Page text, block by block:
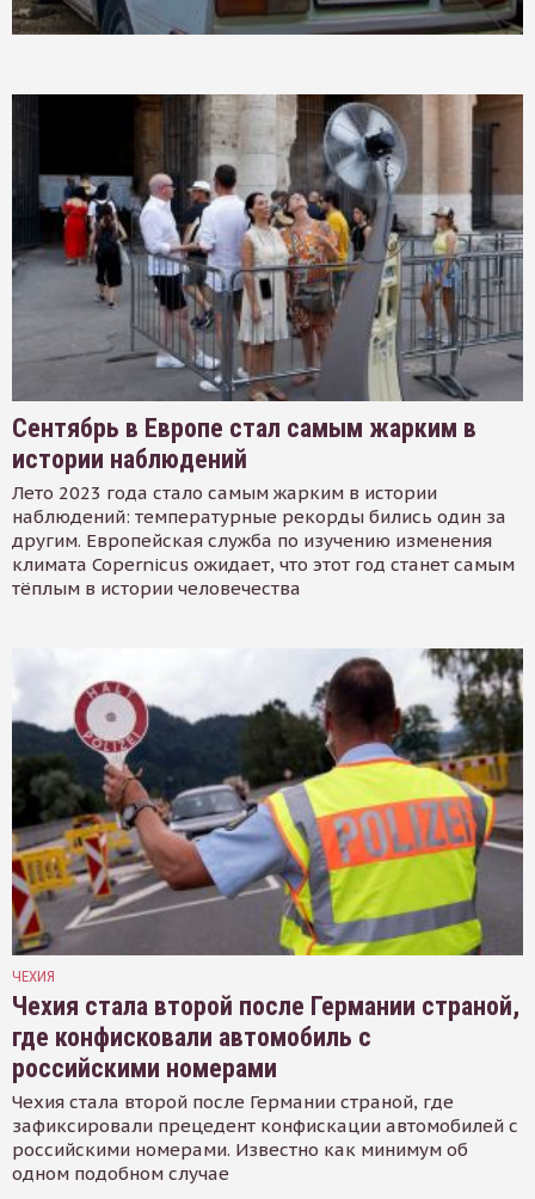
Сентябрь в Европе стал самым жарким в
истории наблюдений
Лето 2023 года стало самым жарким в истории
наблюдений: температурные рекорды бились один за
другим. Европейская служба по изучению изменения
климата Copernicus ожидает, что этот год станет самым
тёплым в истории человечества
ЧЕХИЯ
Чехия стала второй после Германии страной,
где конфисковали автомобиль с
российскими номерами
Чехия стала второй после Германии страной, где
зафиксировали прецедент конфискации автомобилей с
российскими номерами. Известно как минимум об
одном подобном случае